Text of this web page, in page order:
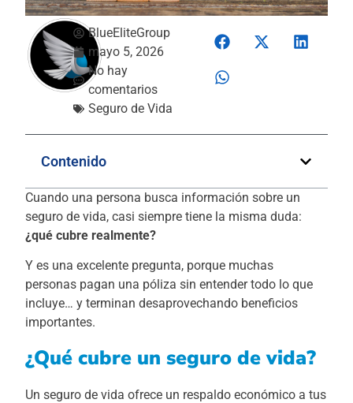
BlueEliteGroup
mayo 5, 2026
No hay
comentarios
Seguro de Vida
Contenido
Cuando una persona busca información sobre un
seguro de vida, casi siempre tiene la misma duda:
¿qué cubre realmente?
Y es una excelente pregunta, porque muchas
personas pagan una póliza sin entender todo lo que
incluye… y terminan desaprovechando beneficios
importantes.
¿Qué cubre un seguro de vida?
Un seguro de vida ofrece un respaldo económico a tus